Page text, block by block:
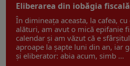
Eliberarea din iobăgia fiscală
În dimineața aceasta, la cafea,
alături, am avut o mică epifanie
calendar și am văzut că e
aproape la șapte luni din an, iar
și eliberator: abia acum, simb ...